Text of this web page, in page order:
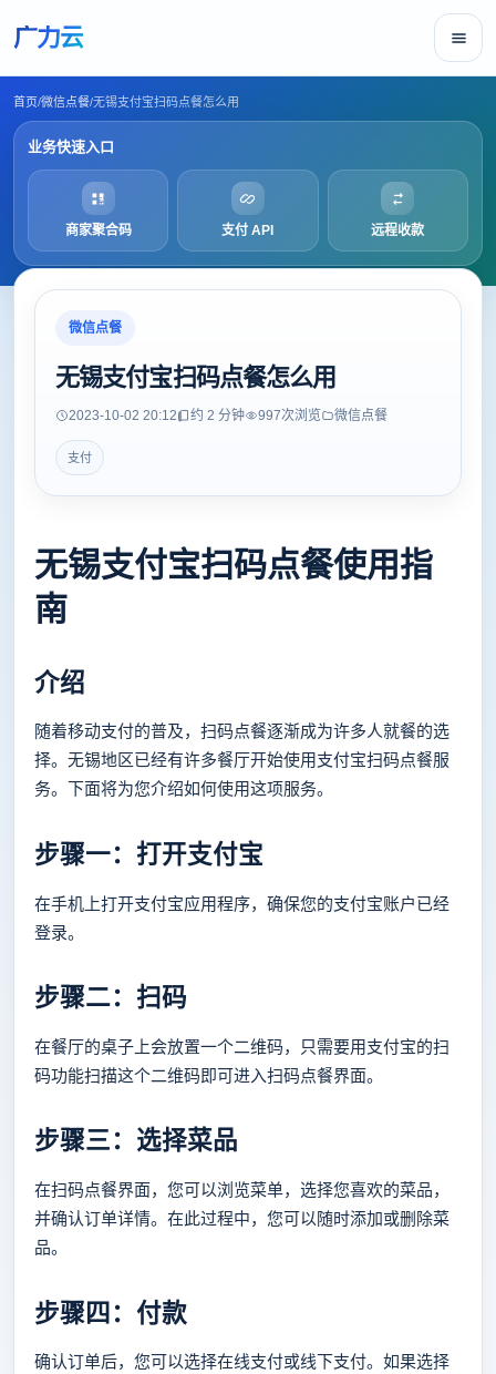
广力云
首页/微信点餐/无锡支付宝扫码点餐怎么用
业务快速入口
商家聚合码 支付 API 远程收款
微信点餐
无锡支付宝扫码点餐怎么用
2023-10-02 20:12 约 2 分钟 997次浏览 微信点餐
支付
无锡支付宝扫码点餐使用指
南
介绍
随着移动支付的普及，扫码点餐逐渐成为许多人就餐的选
择。无锡地区已经有许多餐厅开始使用支付宝扫码点餐服
务。下面将为您介绍如何使用这项服务。
步骤一：打开支付宝
在手机上打开支付宝应用程序，确保您的支付宝账户已经
登录。
步骤二：扫码
在餐厅的桌子上会放置一个二维码，只需要用支付宝的扫
码功能扫描这个二维码即可进入扫码点餐界面。
步骤三：选择菜品
在扫码点餐界面，您可以浏览菜单，选择您喜欢的菜品，
并确认订单详情。在此过程中，您可以随时添加或删除菜
品。
步骤四：付款
确认订单后，您可以选择在线支付或线下支付。如果选择